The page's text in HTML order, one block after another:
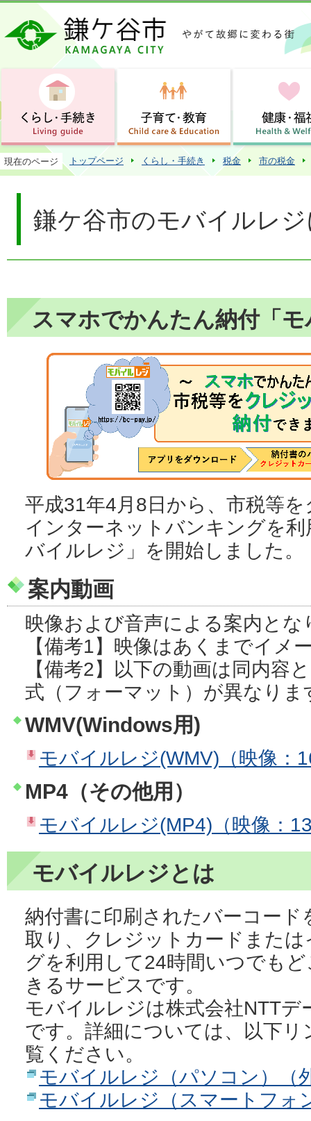
この
現在のページ トップページ くらし・手続き 税金 市の税金
鎌ケ谷市のモバイルレ
スマホでかんたん納付「
平成31年4月8日から、市税等
インターネットバンキングを
バイルレジ」を開始しました。
案内動画
映像および音声による案内とな
【備考1】映像はあくまでイメ
【備考2】以下の動画は同内容
式（フォーマット）が異なりま
WMV(Windows用)
モバイルレジ(WMV)（映像：
MP4（その他用）
モバイルレジ(MP4)（映像：
モバイルレジとは
納付書に印刷されたバーコー
取り、クレジットカードまた
グを利用して24時間いつでも
きるサービスです。
モバイルレジは株式会社NTT
です。詳細については、以下
覧ください。
モバイルレジ（パソコン）（
モバイルレジ（スマートフォ